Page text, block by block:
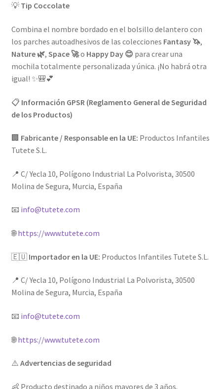
💡 Tip Coccolate
Combina el nombre bordado en el bolsillo delantero con
los parches autoadhesivos de las colecciones Fantasy 🦄,
Nature 🌿, Space 🚀o Happy Day 😊 para crear una
mochila totalmente personalizada y única. ¡No habrá otra
igual! ✨🎒💕
📋 Información GPSR (Reglamento General de Seguridad
de los Productos)
🏢 Fabricante / Responsable en la UE: Productos Infantiles
Tutete S.L.
📍 C/ Yecla 10, Polígono Industrial La Polvorista, 30500
Molina de Segura, Murcia, España
📧 info@tutete.com
🌐https://www.tutete.com
🇪🇺 Importador en la UE: Productos Infantiles Tutete S.L.
📍 C/ Yecla 10, Polígono Industrial La Polvorista, 30500
Molina de Segura, Murcia, España
📧 info@tutete.com
🌐https://www.tutete.com
⚠️ Advertencias de seguridad
👶 Producto destinado a niños mayores de 3 años.